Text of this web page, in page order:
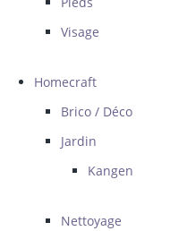
Visage
Homecraft
Brico / Déco
Jardin
Kangen
Nettoyage